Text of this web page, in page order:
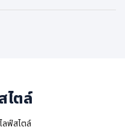
ไตล์
ไลฟ์สไตล์